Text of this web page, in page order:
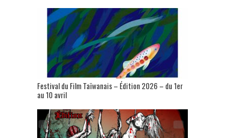
Festival du Film Taïwanais – Édition 2026 – du 1er
au 10 avril